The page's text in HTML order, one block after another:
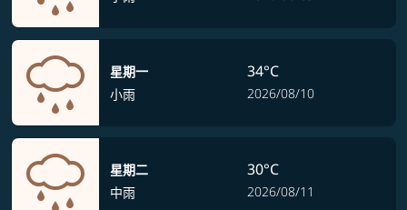
星期一
小雨
34°C
2026/08/10
星期二
中雨
30°C
2026/08/11